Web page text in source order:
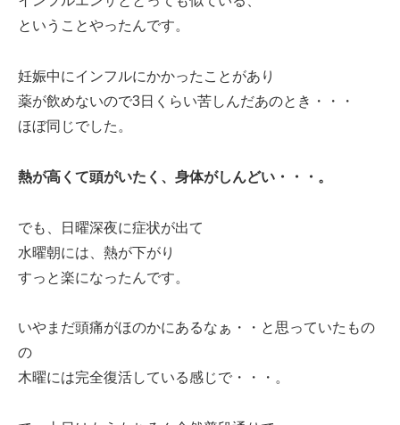
ということやったんです。
妊娠中にインフルにかかったことがあり
薬が飲めないので3日くらい苦しんだあのとき・・・
ほぼ同じでした。
熱が高くて頭がいたく、身体がしんどい・・・。
でも、日曜深夜に症状が出て
水曜朝には、熱が下がり
すっと楽になったんです。
いやまだ頭痛がほのかにあるなぁ・・と思っていたもの
の
木曜には完全復活している感じで・・・。